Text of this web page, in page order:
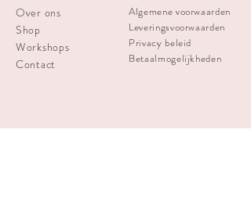
Over ons
Shop
Workshops
Contact
Algemene voorwaarden
Leveringsvoorwaarden
Privacy beleid
Betaalmogelijkheden
info